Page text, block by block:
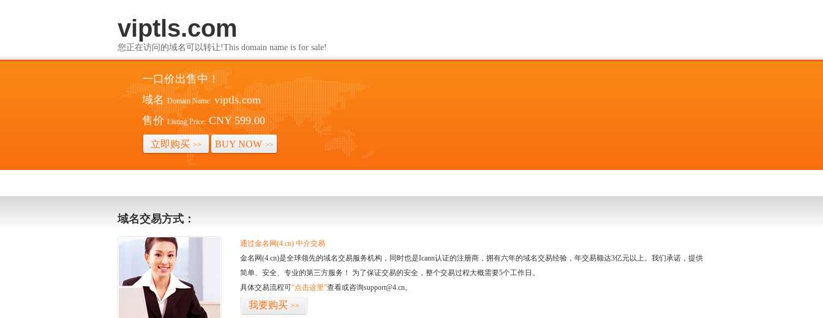
viptls.com
您正在访问的域名可以转让!This domain name is for sale!
一口价出售中！
域名 Domain Name: viptls.com
售价 Listing Price: CNY 599.00
立即购买 >> BUY NOW >>
域名交易方式：
通过金名网(4.cn) 中介交易
金名网(4.cn)是全球领先的域名交易服务机构，同时也是Icann认证的注册商，拥有六年的域名交易经验，年交易额达3亿元以上。我们承诺，提供
简单、安全、专业的第三方服务！ 为了保证交易的安全，整个交易过程大概需要5个工作日。
具体交易流程可“点击这里”查看或咨询support@4.cn。
我要购买 >>